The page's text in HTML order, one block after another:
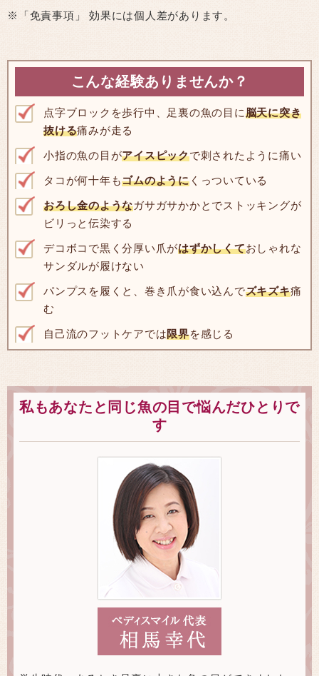
※「免責事項」 効果には個人差があります。
こんな経験ありませんか？
点字ブロックを歩行中、足裏の魚の目に脳天に突き
抜ける痛みが走る
小指の魚の目がアイスピックで刺されたように痛い
タコが何十年もゴムのようにくっついている
おろし金のようなガサガサかかとでストッキングが
ビリっと伝染する
デコボコで黒く分厚い爪がはずかしくておしゃれな
サンダルが履けない
パンプスを履くと、巻き爪が食い込んでズキズキ痛
む
自己流のフットケアでは限界を感じる
私もあなたと同じ魚の目で悩んだひとりで
す